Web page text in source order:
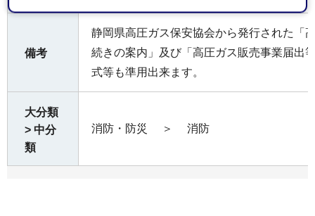
備考
静岡県高圧ガス保安協会から発行された「
続きの案内」及び「高圧ガス販売事業届出
式等も準用出来ます。
大分類
> 中分
類
消防・防災 ＞ 消防